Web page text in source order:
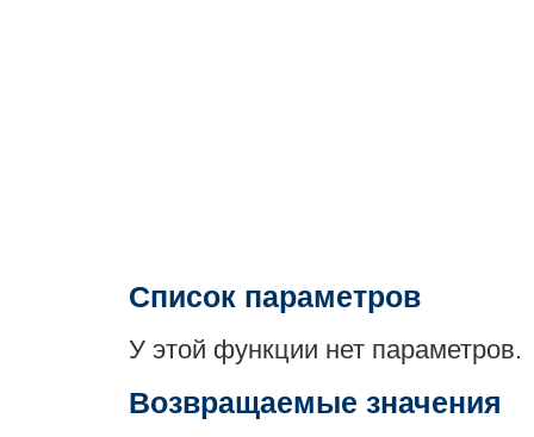
Список параметров
У этой функции нет параметров.
Возвращаемые значения